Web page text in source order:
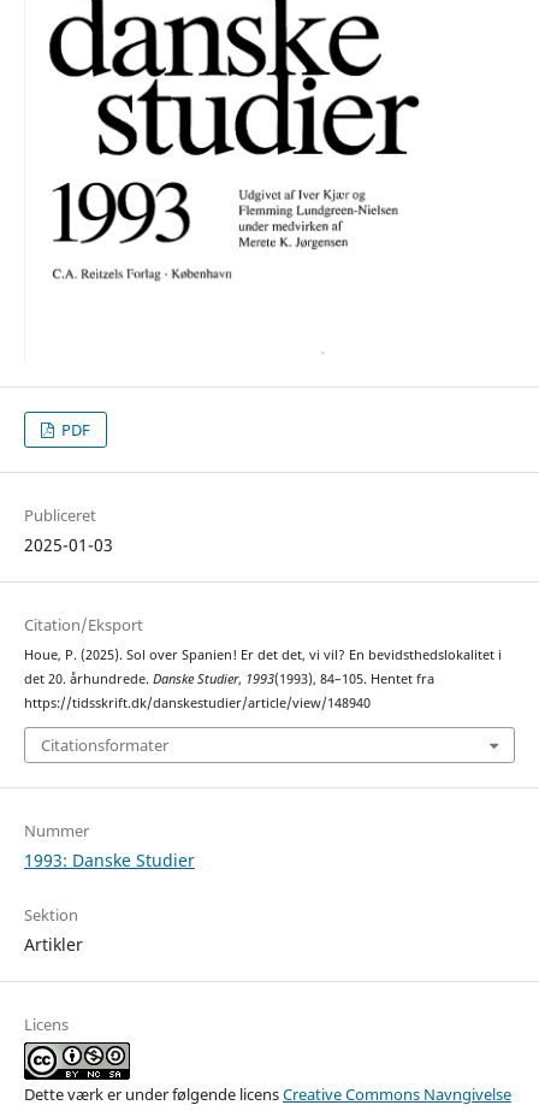
PDF
Publiceret
2025-01-03
Citation/Eksport
Houe, P. (2025). Sol over Spanien! Er det det, vi vil? En bevidsthedslokalitet i
det 20. århundrede. Danske Studier, 1993(1993), 84–105. Hentet fra
https://tidsskrift.dk/danskestudier/article/view/148940
Citationsformater
Nummer
1993: Danske Studier
Sektion
Artikler
Licens
Dette værk er under følgende licensCreative Commons Navngivelse